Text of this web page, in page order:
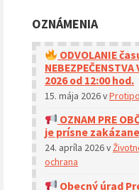
OZNÁMENIA
ODVOLANIE
2026 od 12:00 hod.
15. mája 2026v
OZNAM PRE
je prísne
24. apríla 2026v
ochrana
Obecný úrad